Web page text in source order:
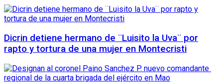
Dicrin detiene hermano de ¨Luisito la Uva¨ por
rapto y tortura de una mujer en Montecristi